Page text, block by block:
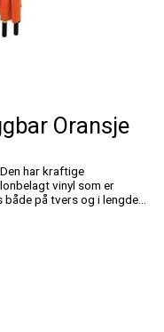
Oransje
vinyl som er
på tvers og i lengden